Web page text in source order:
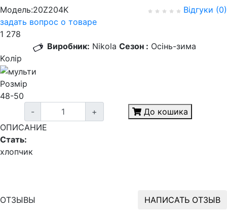
Модель:20Z204K
Відгуки (0)
задать вопрос о товаре
1 278
Виробник: Nikola Сезон : Осінь-зима
Kолір
Розмір
48-50
-
+
До кошика
ОПИСАНИЕ
Стать:
хлопчик
ОТЗЫВЫ НАПИСАТЬ ОТЗЫВ